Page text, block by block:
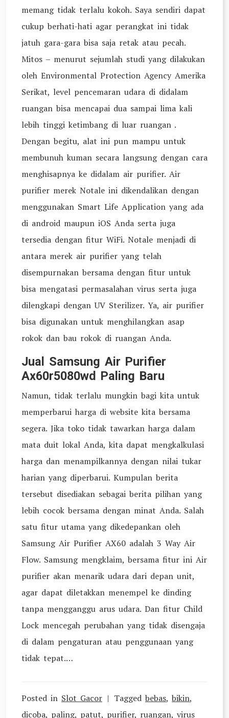
memang tidak terlalu kokoh. Saya sendiri dapat
cukup berhati-hati agar perangkat ini tidak
jatuh gara-gara bisa saja retak atau pecah.
Mitos – menurut sejumlah studi yang dilakukan
oleh Environmental Protection Agency Amerika
Serikat, level pencemaran udara di didalam
ruangan bisa mencapai dua sampai lima kali
lebih tinggi ketimbang di luar ruangan .
Dengan begitu, alat ini pun mampu untuk
membunuh kuman secara langsung dengan cara
menghisapnya ke didalam air purifier. Air
purifier merek Notale ini dikendalikan dengan
menggunakan Smart Life Application yang ada
di android maupun iOS Anda serta juga
tersedia dengan fitur WiFi. Notale menjadi di
antara merek air purifier yang telah
disempurnakan bersama dengan fitur untuk
bisa mengatasi permasalahan virus serta juga
dilengkapi dengan UV Sterilizer. Ya, air purifier
bisa digunakan untuk menghilangkan asap
rokok dan bau rokok di ruangan Anda.
Jual Samsung Air Purifier
Ax60r5080wd Paling Baru
Namun, tidak terlalu mungkin bagi kita untuk
memperbarui harga di website kita bersama
segera. Jika toko tidak tawarkan harga dalam
mata duit lokal Anda, kita dapat mengkalkulasi
harga dan menampilkannya dengan nilai tukar
harian yang diperbarui. Kumpulan berita
tersebut disediakan sebagai berita pilihan yang
lebih cocok bersama dengan minat Anda. Salah
satu fitur utama yang dikedepankan oleh
Samsung Air Purifier AX60 adalah 3 Way Air
Flow. Samsung mengklaim, bersama fitur ini Air
purifier akan menarik udara dari depan unit,
agar dapat diletakkan menempel ke dinding
tanpa mengganggu arus udara. Dan fitur Child
Lock mencegah perubahan yang tidak disengaja
di dalam pengaturan atau penggunaan yang
tidak tepat.…
Posted in Slot Gacor Tagged bebas, bikin,
dicoba, paling, patut, purifier, ruangan, virus